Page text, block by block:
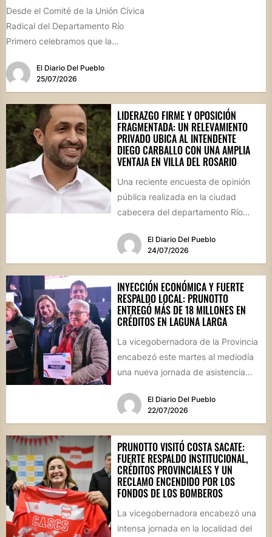
Desde el Comité de la Unión Cívica
Radical del Departamento Río
Primero celebramos que la
haya...
El Diario Del Pueblo
25/07/2026
LIDERAZGO FIRME Y OPOSICIÓN
FRAGMENTADA: UN RELEVAMIENTO
PRIVADO UBICA AL INTENDENTE
DIEGO CARBALLO CON UNA AMPLIA
VENTAJA EN VILLA DEL ROSARIO
Una reciente encuesta de opinión
pública realizada en la ciudad
cabecera del departamento Río
mandatario...El Diario Del Pueblo
24/07/2026
INYECCIÓN ECONÓMICA Y FUERTE
RESPALDO LOCAL: PRUNOTTO
ENTREGÓ MÁS DE 18 MILLONES EN
CRÉDITOS EN LAGUNA LARGA
La vicegobernadora de la Provincia
encabezó este martes al mediodía
una nueva jornada de asistencia
El Diario Del Pueblo
22/07/2026
PRUNOTTO VISITÓ COSTA SACATE:
FUERTE RESPALDO INSTITUCIONAL,
CRÉDITOS PROVINCIALES Y UN
RECLAMO ENCENDIDO POR LOS
FONDOS DE LOS BOMBEROS
La vicegobernadora encabezó una
intensa jornada en la localidad del